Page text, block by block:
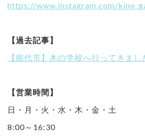
https://www.instagram.com/
【過去記事】
【能代市】木の学校へ行ってきまし
【営業時間】
日・月・火・水・木・金・土
8:00～16:30